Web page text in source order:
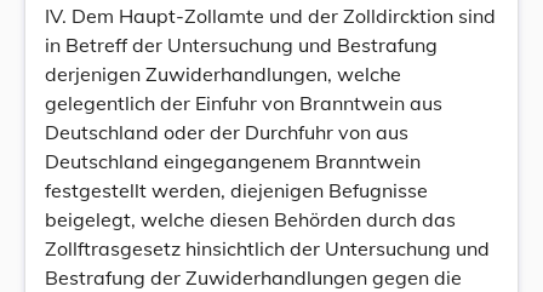
IV. Dem Haupt-Zollamte und der Zolldircktion sind
in Betreff der Untersuchung und Bestrafung
derjenigen Zuwiderhandlungen, welche
gelegentlich der Einfuhr von Branntwein aus
Deutschland oder der Durchfuhr von aus
Deutschland eingegangenem Branntwein
festgestellt werden, diejenigen Befugnisse
beigelegt, welche diesen Behörden durch das
Zollftrasgesetz hinsichtlich der Untersuchung und
Bestrafung der Zuwiderhandlungen gegen die